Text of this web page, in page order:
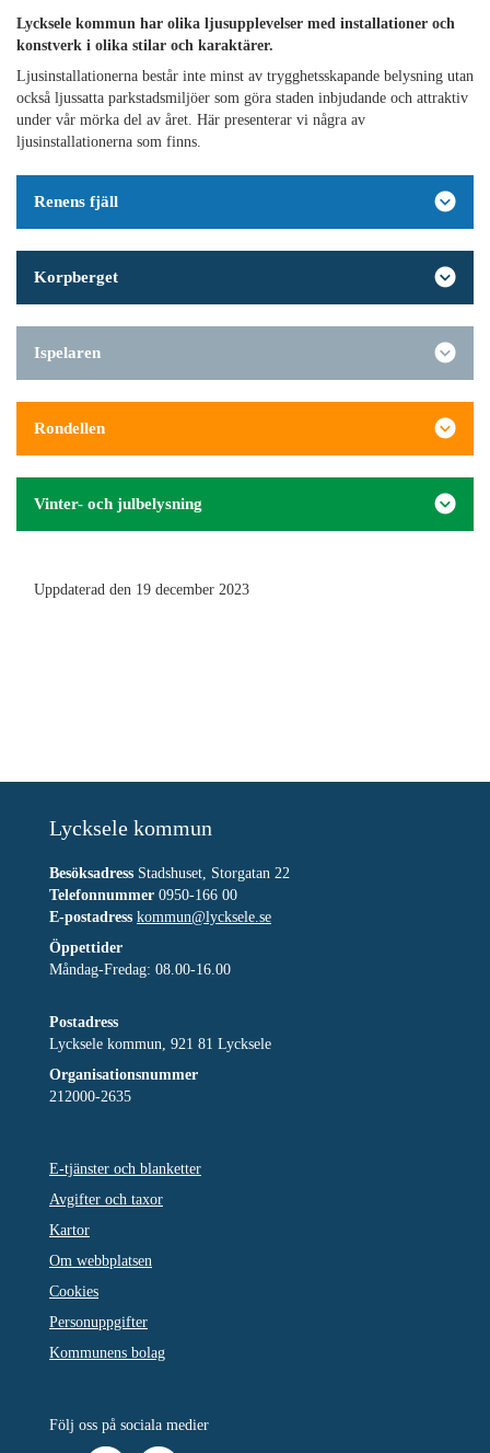
Lycksele kommun har olika ljusupplevelser med installationer och
konstverk i olika stilar och karaktärer.
Ljusinstallationerna består inte minst av trygghetsskapande belysning utan
också ljussatta parkstadsmiljöer som göra staden inbjudande och attraktiv
under vår mörka del av året. Här presenterar vi några av
ljusinstallationerna som finns.
Renens fjäll
Korpberget
Ispelaren
Rondellen
Vinter- och julbelysning
Uppdaterad den 19 december 2023
Lycksele kommun
Besöksadress Stadshuset, Storgatan 22
Telefonnummer 0950-166 00
E-postadress kommun@lycksele.se
Öppettider
Måndag-Fredag: 08.00-16.00
Postadress
Lycksele kommun, 921 81 Lycksele
Organisationsnummer
212000-2635
E-tjänster och blanketter
Avgifter och taxor
Kartor
Om webbplatsen
Cookies
Personuppgifter
Kommunens bolag
Följ oss på sociala medier